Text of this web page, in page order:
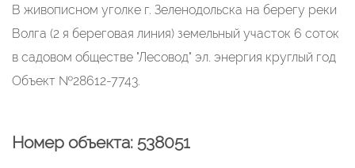
В живописном уголке г. Зеленодольска на берегу реки
Волга (2 я береговая линия) земельный участок 6 соток
в садовом обществе "Лесовод" эл. энергия круглый год
Объект №28612-7743.
Номер объекта: 538051